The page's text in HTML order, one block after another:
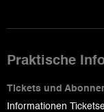
Praktische
Tickets und
Informationen